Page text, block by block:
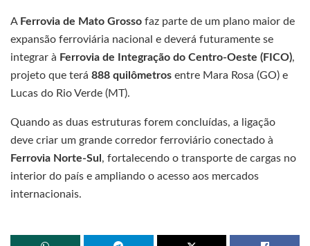
A Ferrovia de Mato Grosso faz parte de um plano maior de
expansão ferroviária nacional e deverá futuramente se
integrar à Ferrovia de Integração do Centro-Oeste (FICO),
projeto que terá 888 quilômetros entre Mara Rosa (GO) e
Lucas do Rio Verde (MT).
Quando as duas estruturas forem concluídas, a ligação
deve criar um grande corredor ferroviário conectado à
Ferrovia Norte-Sul, fortalecendo o transporte de cargas no
interior do país e ampliando o acesso aos mercados
internacionais.